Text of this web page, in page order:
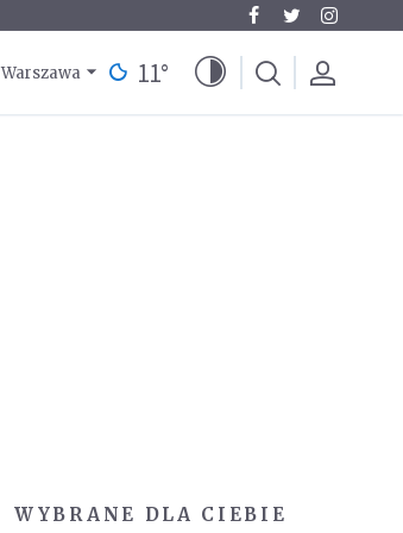
Warszawa 11°
WYBRANE DLA CIEBIE